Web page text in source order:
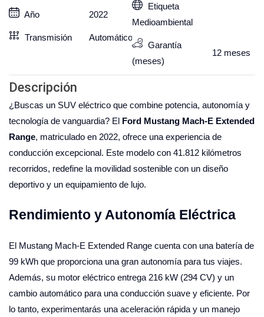
Año 2022
Transmisión Automático
Etiqueta
Medioambiental
Garantía
(meses)
12 meses
Descripción
¿Buscas un SUV eléctrico que combine potencia, autonomía y
tecnología de vanguardia? El Ford Mustang Mach-E Extended
Range, matriculado en 2022, ofrece una experiencia de
conducción excepcional. Este modelo con 41.812 kilómetros
recorridos, redefine la movilidad sostenible con un diseño
deportivo y un equipamiento de lujo.
Rendimiento y Autonomía Eléctrica
El Mustang Mach-E Extended Range cuenta con una batería de
99 kWh que proporciona una gran autonomía para tus viajes.
Además, su motor eléctrico entrega 216 kW (294 CV) y un
cambio automático para una conducción suave y eficiente. Por
lo tanto, experimentarás una aceleración rápida y un manejo